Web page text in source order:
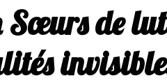
Sœurs de